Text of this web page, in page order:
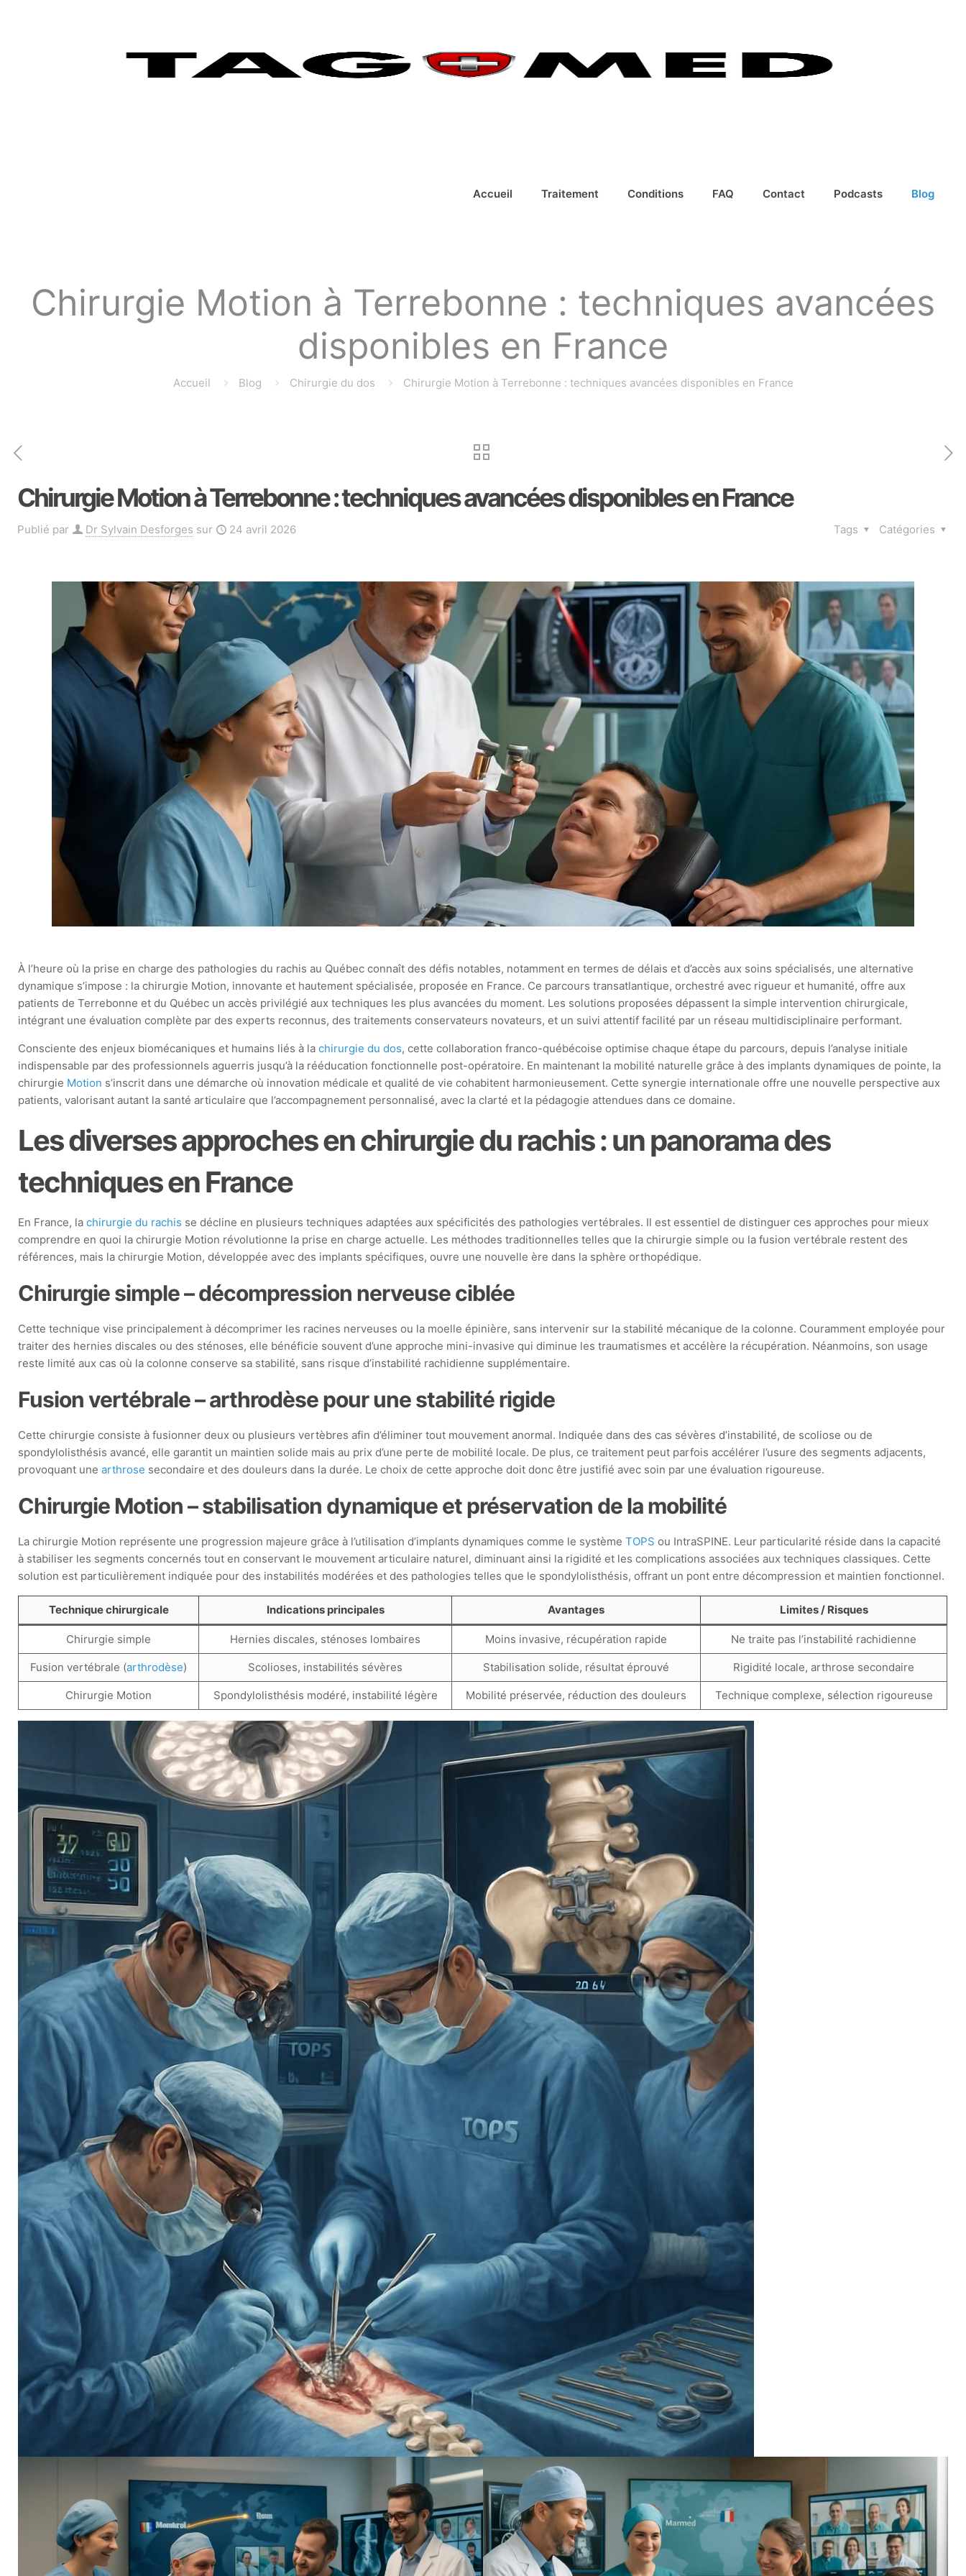
Accueil Traitement Conditions FAQ Contact Podcasts Blog
Chirurgie Motion à Terrebonne : techniques avancées
disponibles en France
Accueil Blog Chirurgie du dos Chirurgie Motion à Terrebonne : techniques avancées disponibles en France
Chirurgie Motion à Terrebonne : techniques avancées disponibles en France
Publié par Dr Sylvain Desforges sur 24 avril 2026 Catégories
Tags
À l’heure où la prise en charge des pathologies du rachis au Québec connaît des défis notables, notamment en termes de délais et d’accès aux soins spécialisés, une alternative
dynamique s’impose : la chirurgie Motion, innovante et hautement spécialisée, proposée en France. Ce parcours transatlantique, orchestré avec rigueur et humanité, offre aux
patients de Terrebonne et du Québec un accès privilégié aux techniques les plus avancées du moment. Les solutions proposées dépassent la simple intervention chirurgicale,
intégrant une évaluation complète par des experts reconnus, des traitements conservateurs novateurs, et un suivi attentif facilité par un réseau multidisciplinaire performant.
Consciente des enjeux biomécaniques et humains liés à lachirurgie du dos, cette collaboration franco-québécoise optimise chaque étape du parcours, depuis l’analyse initiale
indispensable par des professionnels aguerris jusqu’à la rééducation fonctionnelle post-opératoire. En maintenant la mobilité naturelle grâce à des implants dynamiques de pointe, la
chirurgie Motion s’inscrit dans une démarche où innovation médicale et qualité de vie cohabitent harmonieusement. Cette synergie internationale offre une nouvelle perspective aux
patients, valorisant autant la santé articulaire que l’accompagnement personnalisé, avec la clarté et la pédagogie attendues dans ce domaine.
Les diverses approches en chirurgie du rachis : un panorama des
techniques en France
En France, lachirurgie du rachis se décline en plusieurs techniques adaptées aux spécificités des pathologies vertébrales. Il est essentiel de distinguer ces approches pour mieux
comprendre en quoi la chirurgie Motion révolutionne la prise en charge actuelle. Les méthodes traditionnelles telles que la chirurgie simple ou la fusion vertébrale restent des
références, mais la chirurgie Motion, développée avec des implants spécifiques, ouvre une nouvelle ère dans la sphère orthopédique.
Chirurgie simple – décompression nerveuse ciblée
Cette technique vise principalement à décomprimer les racines nerveuses ou la moelle épinière, sans intervenir sur la stabilité mécanique de la colonne. Couramment employée pour
traiter des hernies discales ou des sténoses, elle bénéficie souvent d’une approche mini-invasive qui diminue les traumatismes et accélère la récupération. Néanmoins, son usage
reste limité aux cas où la colonne conserve sa stabilité, sans risque d’instabilité rachidienne supplémentaire.
Fusion vertébrale – arthrodèse pour une stabilité rigide
Cette chirurgie consiste à fusionner deux ou plusieurs vertèbres afin d’éliminer tout mouvement anormal. Indiquée dans des cas sévères d’instabilité, de scoliose ou de
spondylolisthésis avancé, elle garantit un maintien solide mais au prix d’une perte de mobilité locale. De plus, ce traitement peut parfois accélérer l’usure des segments adjacents,
provoquant unearthrose secondaire et des douleurs dans la durée. Le choix de cette approche doit donc être justifié avec soin par une évaluation rigoureuse.
Chirurgie Motion – stabilisation dynamique et préservation de la mobilité
La chirurgie Motion représente une progression majeure grâce à l’utilisation d’implants dynamiques comme le systèmeTOPS ou IntraSPINE. Leur particularité réside dans la capacité
à stabiliser les segments concernés tout en conservant le mouvement articulaire naturel, diminuant ainsi la rigidité et les complications associées aux techniques classiques. Cette
solution est particulièrement indiquée pour des instabilités modérées et des pathologies telles que le spondylolisthésis, offrant un pont entre décompression et maintien fonctionnel.
Technique chirurgicale Indications principales Avantages Limites / Risques
Chirurgie simple Hernies discales, sténoses lombaires Moins invasive, récupération rapide Ne traite pas l’instabilité rachidienne
Fusion vertébrale (arthrodèse) Scolioses, instabilités sévères Stabilisation solide, résultat éprouvé Rigidité locale, arthrose secondaire
Chirurgie Motion Spondylolisthésis modéré, instabilité légère Mobilité préservée, réduction des douleurs Technique complexe, sélection rigoureuse